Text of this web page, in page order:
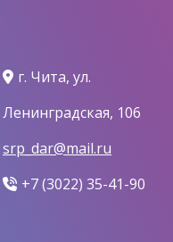
г. Чита, ул.
Ленинградская, 106
srp_dar@mail.ru
+7 (3022) 35-41-90